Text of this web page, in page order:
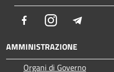
FacebookInstagram
AMMINISTRAZIONE
Organi di Governo